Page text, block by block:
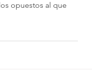
opuestos al que